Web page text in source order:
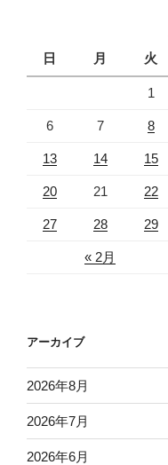
日
月 火
« 2月
1
6 7 8
13 14 15
20 21 22
27 28 29
アーカイブ
2026年8月
2026年7月
2026年6月